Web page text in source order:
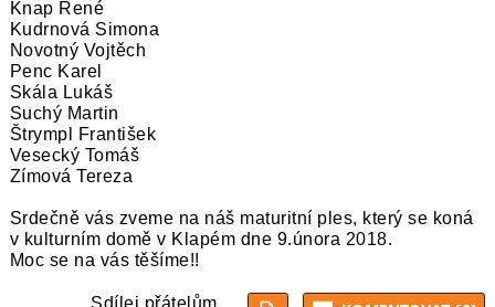
Knap René
Kudrnová Simona
Novotný Vojtěch
Penc Karel
Skála Lukáš
Suchý Martin
Štrympl František
Vesecký Tomáš
Zímová Tereza
Srdečně vás zveme na náš maturitní ples, který se koná
v kulturním domě v Klapém dne 9.února 2018.
Moc se na vás těšíme!!
Sdílej přátelům